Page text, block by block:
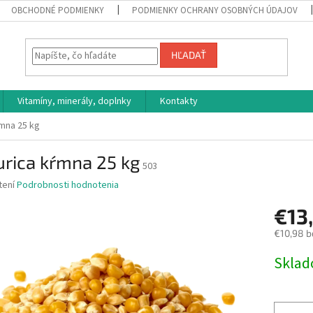
OBCHODNÉ PODMIENKY PODMIENKY OCHRANY OSOBNÝCH ÚDAJOV
HĽADAŤ
Vitamíny, minerály, doplnky
Kontakty
25 kg
kŕmna 25 kg503
Podrobnosti hodnotenia
€10,98
cena: